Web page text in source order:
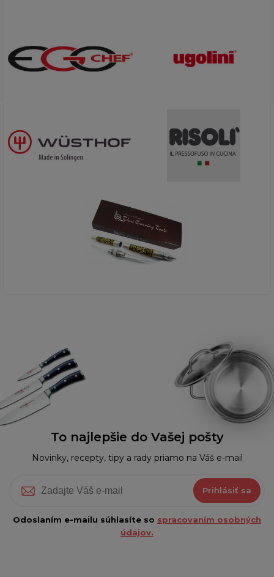
To najlepšie do Vašej pošty
Novinky, recepty, tipy a rady priamo na Váš e-mail
Prihlásiť sa
Odoslaním e-mailu súhlasíte so spracovaním osobných
údajov.